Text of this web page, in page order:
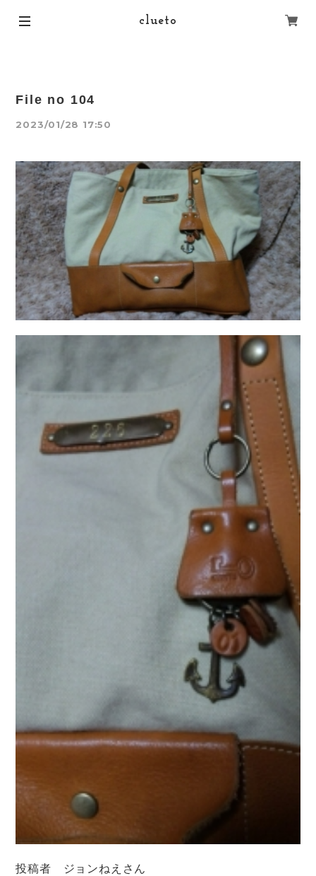
clueto
File no 104
2023/01/28 17:50
投稿者 ジョンねえさん